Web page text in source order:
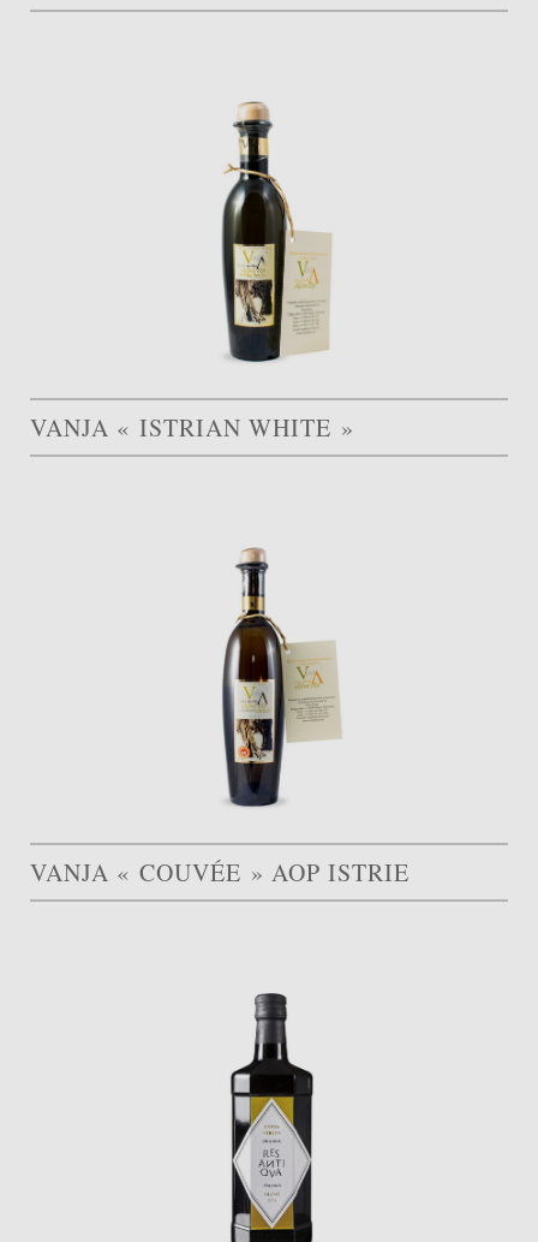
VANJA « ISTRIAN WHITE »
VANJA « COUVÉE » AOP ISTRIE